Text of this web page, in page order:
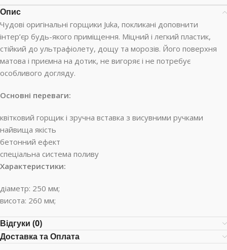
Опис
Чудові оригінальні горщики Juka, покликані доповнити
інтер’єр будь-якого приміщення. Міцний і легкий пластик,
стійкий до ультрафіолету, дощу та морозів. Його поверхня
матова і приємна на дотик, не вигоряє і не потребує
особливого догляду.
Основні переваги:
квітковий горщик і зручна вставка з висувними ручками
найвища якість
бетонний ефект
спеціальна система поливу
Характеристики:
діаметр: 250 мм;
висота: 260 мм;
Відгуки (0)
Доставка та Оплата